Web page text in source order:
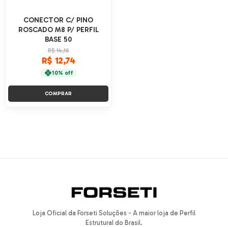
CONECTOR C/ PINO
ROSCADO M8 P/ PERFIL
BASE 50
R$ 14,16
R$ 12,74
10% off
COMPRAR
Loja Oficial da Forseti Soluções - A maior loja de Perfil
Estrutural do Brasil.